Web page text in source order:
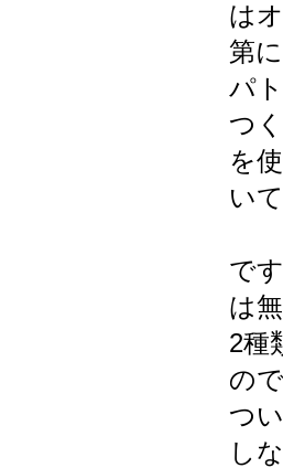
は
第
パ
つ
を
い
で
は
2種
の
つ
し